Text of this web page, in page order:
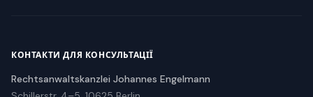
КОНТАКТИ ДЛЯ КОНСУЛЬТАЦІЇ
Rechtsanwaltskanzlei Johannes Engelmann